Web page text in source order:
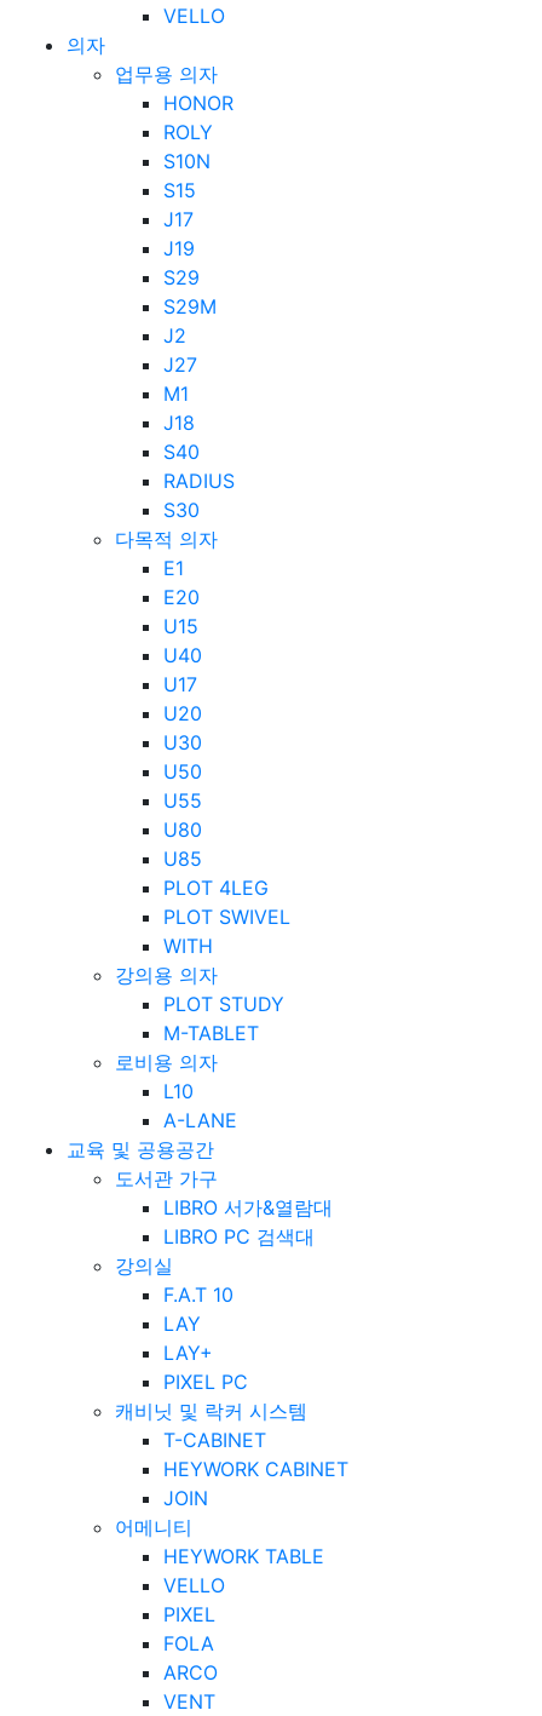
VELLO
의자
업무용 의자
HONOR
ROLY
S10N
S15
J17
J19
S29
S29M
J2
J27
M1
J18
S40
RADIUS
S30
다목적 의자
E1
E20
U15
U40
U17
U20
U30
U50
U55
U80
U85
PLOT 4LEG
PLOT SWIVEL
WITH
강의용 의자
PLOT STUDY
M-TABLET
로비용 의자
L10
A-LANE
교육 및 공용공간
도서관 가구
LIBRO 서가&열람대
LIBRO PC 검색대
강의실
F.A.T 10
LAY
LAY+
PIXEL PC
캐비닛 및 락커 시스템
T-CABINET
HEYWORK CABINET
JOIN
어메니티
HEYWORK TABLE
VELLO
PIXEL
FOLA
ARCO
VENT